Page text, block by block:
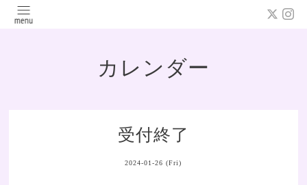
カレンダー
受付終了
2024-01-26 (Fri)